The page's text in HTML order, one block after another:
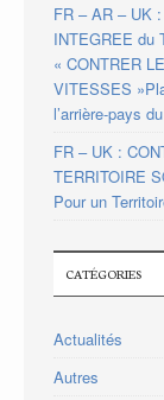
FR – AR – UK
INTEGREE du
« CONTRER
VITESSES
l’arrière-pays
FR – UK :
TERRITOIRE
Pour un
CATÉGORIES
Actualités
Autres